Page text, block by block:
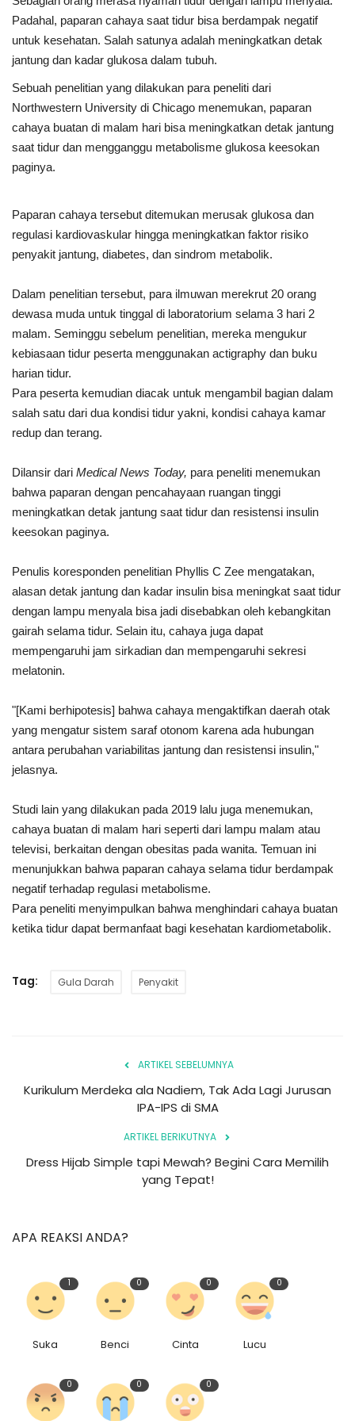
Padahal, paparan cahaya saat tidur bisa berdampak negatif
untuk kesehatan. Salah satunya adalah meningkatkan detak
jantung dan kadar glukosa dalam tubuh.
Sebuah penelitian yang dilakukan para peneliti dari
Northwestern University di Chicago menemukan, paparan
cahaya buatan di malam hari bisa meningkatkan detak jantung
saat tidur dan mengganggu metabolisme glukosa keesokan
paginya.
Paparan cahaya tersebut ditemukan merusak glukosa dan
regulasi kardiovaskular hingga meningkatkan faktor risiko
penyakit jantung, diabetes, dan sindrom metabolik.
Dalam penelitian tersebut, para ilmuwan merekrut 20 orang
dewasa muda untuk tinggal di laboratorium selama 3 hari 2
malam. Seminggu sebelum penelitian, mereka mengukur
kebiasaan tidur peserta menggunakan actigraphy dan buku
harian tidur.
Para peserta kemudian diacak untuk mengambil bagian dalam
salah satu dari dua kondisi tidur yakni, kondisi cahaya kamar
redup dan terang.
Dilansir dari Medical News Today, para peneliti menemukan
bahwa paparan dengan pencahayaan ruangan tinggi
meningkatkan detak jantung saat tidur dan resistensi insulin
keesokan paginya.
Penulis koresponden penelitian Phyllis C Zee mengatakan,
alasan detak jantung dan kadar insulin bisa meningkat saat tidur
dengan lampu menyala bisa jadi disebabkan oleh kebangkitan
gairah selama tidur. Selain itu, cahaya juga dapat
mempengaruhi jam sirkadian dan mempengaruhi sekresi
melatonin.
"[Kami berhipotesis] bahwa cahaya mengaktifkan daerah otak
yang mengatur sistem saraf otonom karena ada hubungan
antara perubahan variabilitas jantung dan resistensi insulin,"
jelasnya.
Studi lain yang dilakukan pada 2019 lalu juga menemukan,
cahaya buatan di malam hari seperti dari lampu malam atau
televisi, berkaitan dengan obesitas pada wanita. Temuan ini
menunjukkan bahwa paparan cahaya selama tidur berdampak
negatif terhadap regulasi metabolisme.
Para peneliti menyimpulkan bahwa menghindari cahaya buatan
ketika tidur dapat bermanfaat bagi kesehatan kardiometabolik.
Tag: Gula Darah Penyakit
ARTIKEL SEBELUMNYA
Kurikulum Merdeka ala Nadiem, Tak Ada Lagi Jurusan
IPA-IPS di SMA
ARTIKEL BERIKUTNYA
Dress Hijab Simple tapi Mewah? Begini Cara Memilih
yang Tepat!
APA REAKSI ANDA?
1
Suka
0
Benci
0
Cinta
0
Lucu
0 0 0